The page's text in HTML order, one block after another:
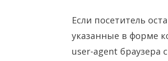
Если посетитель
указанные в форме
user-agent браузера